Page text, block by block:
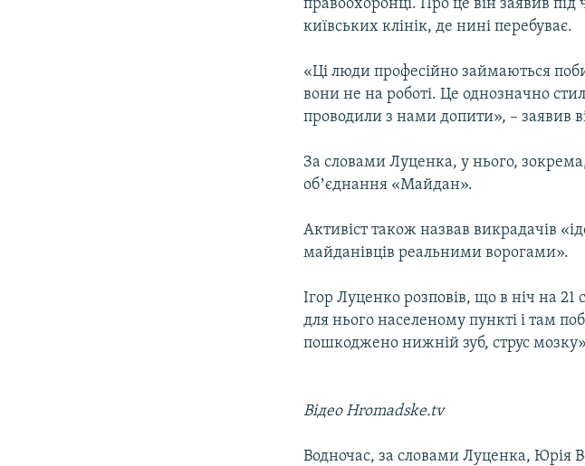
правоохоронці. Про це він заявив під
київських клінік, де нині перебуває.
«Ці люди професійно займаються
вони не на роботі. Це однозначно
проводили з нами допити», – заявив
За словами Луценка, у нього,
обʼєднання «Майдан».
Активіст також назвав викрадачів
майданівців реальними ворогами».
Ігор Луценко розповів, що в ніч на
для нього населеному пункті і там
пошкоджено нижній зуб, струс
Відео Hromadske.tv
Водночас, за словами Луценка, Юрія